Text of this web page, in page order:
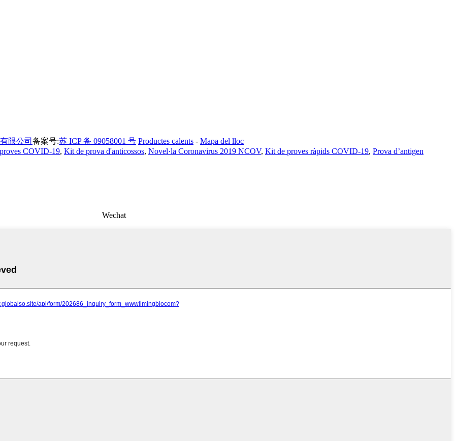
限公司 备案号:苏 ICP 备 09058001 号 Productes calents - Mapa del lloc
COVID-19, Kit de prova d'anticossos, Novel·la Coronavirus 2019 NCOV, Kit de proves ràpids COVID-19, Prova d’antigen
Wechat